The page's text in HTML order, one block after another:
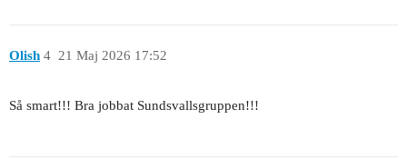
Olish 21 Maj 2026 17:52
4
Så smart!!! Bra jobbat Sundsvallsgruppen!!!